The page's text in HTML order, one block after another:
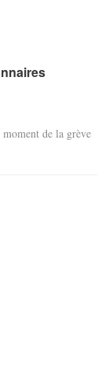
de la grève